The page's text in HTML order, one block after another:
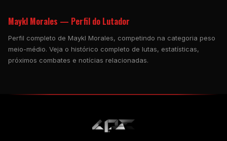
Maykl Morales — Perfil do Lutador
Perfil completo de Maykl Morales, competindo na categoria peso
meio-médio. Veja o histórico completo de lutas, estatísticas,
próximos combates e notícias relacionadas.